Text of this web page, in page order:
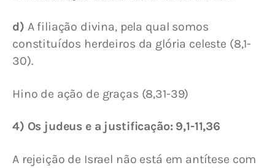
d) A filiação divina, pela qual somos
constituídos herdeiros da glória celeste (8,1-
30).
Hino de ação de graças (8,31-39)
4) Os judeus e a justificação: 9,1-11,36
A rejeição de Israel não está em antítese com